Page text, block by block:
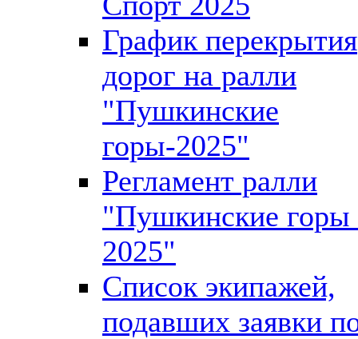
График перекрытия
дорог на ралли
"Пушкинские
горы-2025"
Регламент ралли
"Пушкинские горы
2025"
Список экипажей,
подавших заявки